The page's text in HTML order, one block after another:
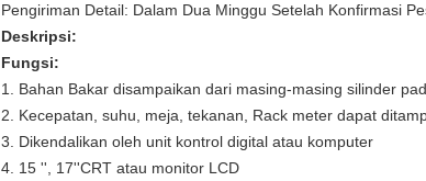
Pengiriman Detail: Dalam Dua Minggu Setelah Konfirmasi
Deskripsi:
Fungsi:
1. Bahan Bakar disampaikan dari masing-masing silinder
2. Kecepatan, suhu, meja, tekanan, Rack meter dapat
3. Dikendalikan oleh unit kontrol digital atau komputer
4. 15 '', 17''CRT atau monitor LCD